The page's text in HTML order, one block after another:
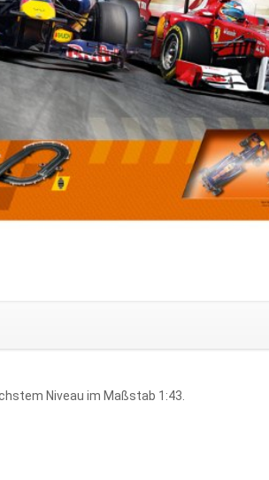
Niveau im Maßstab 1:43.